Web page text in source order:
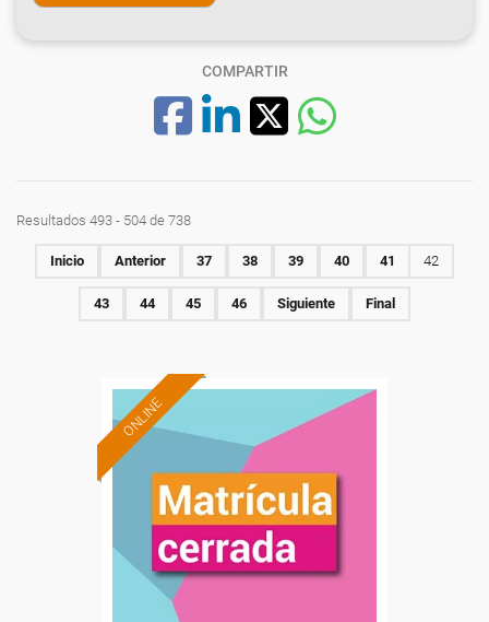
COMPARTIR
Resultados 493 - 504 de 738
Inicio Anterior 37 38 39 40 41 42
43 44 45 46 Siguiente Final
ONLINE